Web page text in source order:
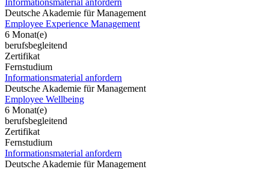
Deutsche Akademie für Management
Employee Experience Management
6 Monat(e)
berufsbegleitend
Zertifikat
Fernstudium
Informationsmaterial anfordern
Deutsche Akademie für Management
Employee Wellbeing
6 Monat(e)
berufsbegleitend
Zertifikat
Fernstudium
Informationsmaterial anfordern
Deutsche Akademie für Management